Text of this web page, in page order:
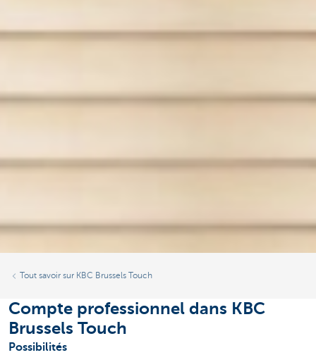
Tout savoir sur KBC Brussels Touch
Compte professionnel dans KBC
Brussels Touch
Possibilités